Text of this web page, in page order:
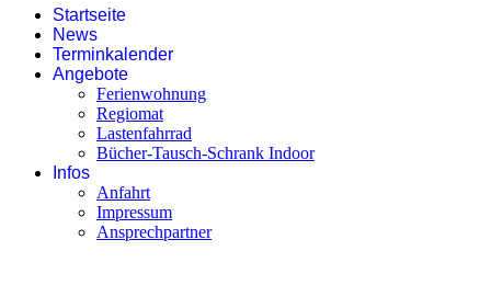
Startseite
News
Terminkalender
Angebote
Ferienwohnung
Regiomat
Lastenfahrrad
Bücher-Tausch-Schrank Indoor
Infos
Anfahrt
Impressum
Ansprechpartner